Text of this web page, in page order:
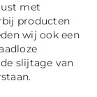
met
producten
wij ook een
slijtage van